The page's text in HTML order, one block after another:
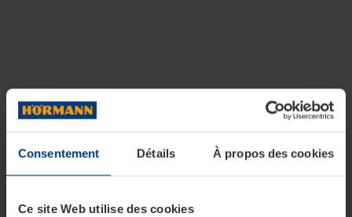
Consentement Détails À propos des cookies
Ce site Web utilise des cookies